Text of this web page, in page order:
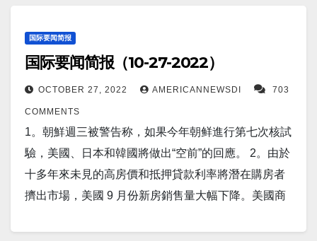
對抗癌症——觸發源源不斷的再生T 細胞。研究結直腸
癌療法的德國科學家發現，紅色水果中的一種代謝
物，稱為尿石素-A，可以使免疫 T 細胞恢復活力，使
俄羅斯指揮官很可能會逃離，留下裝備不良和“士氣低
落”的部隊來面對烏克蘭的襲擊。 16。美国疫情 昨日美
国新增新冠患者73,247人。新增死亡人数742人。 康
州新增新冠感染414人，新增死0人 17。世界疫情 昨日
8,091人。…
了對話，話題是莫斯科如何使用戰術核武器來扭轉烏
克蘭戰場上的挫折，以及何時可能發生這種情況。
11。隨著首爾努力成為國際武器銷售的更大參與者，
韓國正在歐洲達成數十億美元的國防交易。這在美國
國防工業中引起了一些不安。坦克、戰鬥機和火箭發
射器的合同——所有這些都是在過去三個月內簽署的
——正值歐洲各國首都在向烏克蘭運送自己的設備數
月後希望補貨的時候。 通常向美國尋求新武器的東歐
31日 - 歐盟行業負責人周一表示，歐洲政府和企業必須
意識到中國是歐盟的競爭對手，他們在批准中國投資
上調 75 個基點，以努力控制熾熱的通脹，此舉可能會
減緩美國經濟增長並加劇數百萬家庭和企業的財務痛
苦 。 8。隨著車輛庫存的增加和三年來最高的汽車貸
款利率，新車價格終於下降。根據消費者研究公
司 J.D. Power 最近的一項調查，新車的平均交易價格
仍然很高，在過去兩年中上漲了 24% 以上，但趨勢正
的中國船長做了一件意想不到的事情。 三艘船加速駛
離，一艘猛烈地轉向海岸警衛隊快艇詹姆斯號，迫使
美國船隻採取規避行動以避免被撞。 3。路透北京10月
來訪的越南執政黨領導人表示，兩國和兩黨都不應“讓
任何人干涉”他們的進展。 4。人工智能發現了一種改
變生命的新藥物，人體試驗已經在進行中。這一突破
背後的生物技術公司已經為其第一位患者註射了一種
授承認，俄羅斯低估了美國的決心，他敦促克里姆林
国际要闻简报
国际要闻简报（10-27-2022）
OCTOBER 27, 2022 AMERICANNEWSDI 703
COMMENTS
1。朝鮮週三被警告称，如果今年朝鲜進行第七次核試
驗，美國、日本和韓國將做出“空前”的回應。 2。由於
十多年來未見的高房價和抵押貸款利率將潛在購房者
擠出市場，美國 9 月份新房銷售量大幅下降。美國商